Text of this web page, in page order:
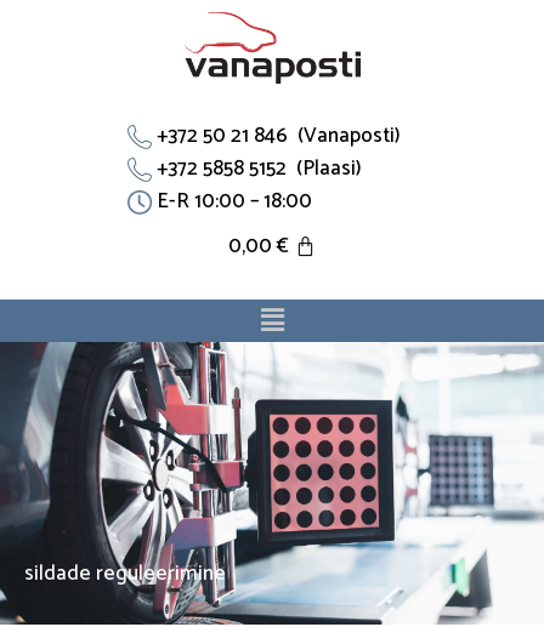
+372 50 21 846 (Vanaposti)
+372 5858 5152 (Plaasi)
E-R 10:00 – 18:00
0,00€
Menu
sildade reguleerimine